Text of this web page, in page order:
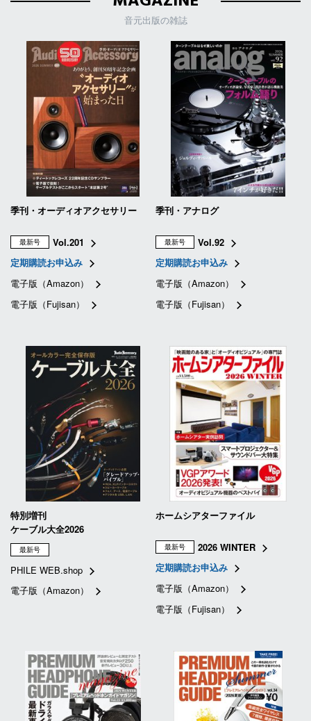
音元出版の雑誌
季刊・オーディオアクセサリー
最新号
Vol.201
定期購読お申込み
電子版（Amazon）
電子版（Fujisan）
季刊・アナログ
最新号
Vol.92
定期購読お申込み
電子版（Amazon）
電子版（Fujisan）
特別増刊
ケーブル大全2026
最新号
PHILE WEB.shop
電子版（Amazon）
ホームシアターファイル
最新号
2026 WINTER
定期購読お申込み
電子版（Amazon）
電子版（Fujisan）